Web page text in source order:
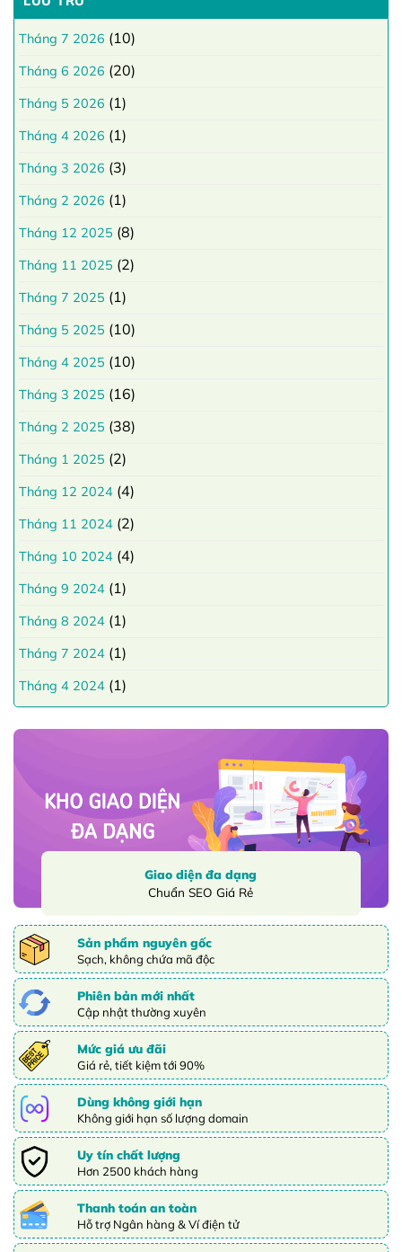
Tháng 7 2026 (10)
Tháng 6 2026 (20)
Tháng 5 2026 (1)
Tháng 4 2026 (1)
Tháng 3 2026 (3)
Tháng 2 2026 (1)
Tháng 12 2025 (8)
Tháng 11 2025 (2)
Tháng 7 2025 (1)
Tháng 5 2025 (10)
Tháng 4 2025 (10)
Tháng 3 2025 (16)
Tháng 2 2025 (38)
Tháng 1 2025 (2)
Tháng 12 2024 (4)
Tháng 11 2024 (2)
Tháng 10 2024 (4)
Tháng 9 2024 (1)
Tháng 8 2024 (1)
Tháng 7 2024 (1)
Tháng 4 2024 (1)
Giao diện đa dạng
Chuẩn SEO Giá Rẻ
Sản phẩm nguyên gốc
Sạch, không chứa mã độc
Phiên bản mới nhất
Cập nhật thường xuyên
Mức giá ưu đãi
Giá rẻ, tiết kiệm tới 90%
Dùng không giới hạn
Không giới hạn số lượng domain
Uy tín chất lượng
Hơn 2500 khách hàng
Thanh toán an toàn
Hỗ trợ Ngân hàng & Ví điện tử